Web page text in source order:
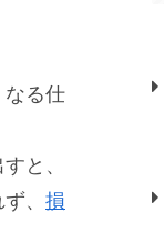
なる仕
と、
、 損